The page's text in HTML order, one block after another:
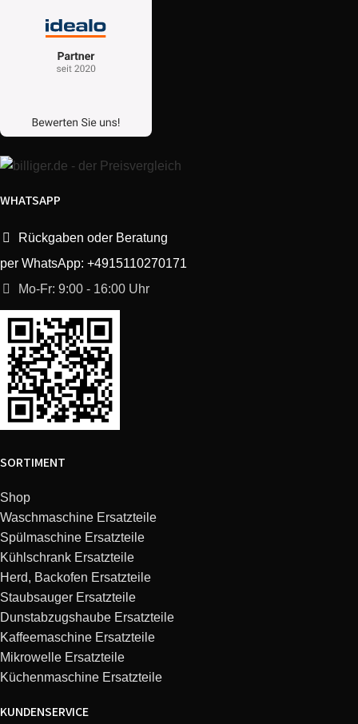
WHATSAPP
Rückgaben oder Beratung
per WhatsApp: +4915110270171
Mo-Fr: 9:00 - 16:00 Uhr
SORTIMENT
Shop
Waschmaschine Ersatzteile
Spülmaschine Ersatzteile
Kühlschrank Ersatzteile
Herd, Backofen Ersatzteile
Staubsauger Ersatzteile
Dunstabzugshaube Ersatzteile
Kaffeemaschine Ersatzteile
Mikrowelle Ersatzteile
Küchenmaschine Ersatzteile
KUNDENSERVICE